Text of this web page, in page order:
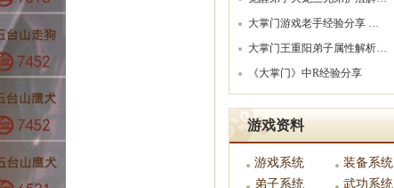
大掌门游戏老手经验分享 …
大掌门王重阳弟子属性解析…
《大掌门》中R经验分享
游戏资料
游戏系统
装备系统
弟子系统
武功系统